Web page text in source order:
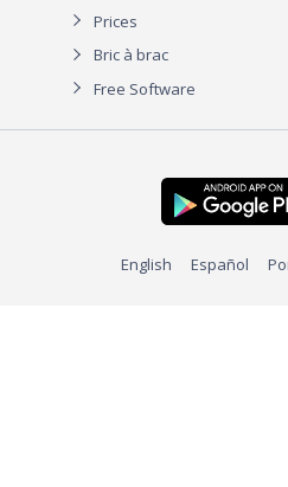
Prices
Bric à brac
Free Software
English Español